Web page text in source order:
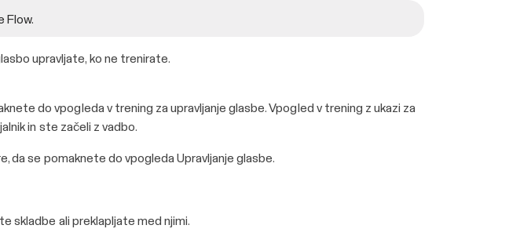
Flow.
upravljate, ko ne trenirate.
do vpogleda v trening za upravljanje glasbe. Vpogled v trening z ukazi za
in ste začeli z vadbo.
da se pomaknete do vpogleda Upravljanje glasbe.
skladbe ali preklapljate med njimi.